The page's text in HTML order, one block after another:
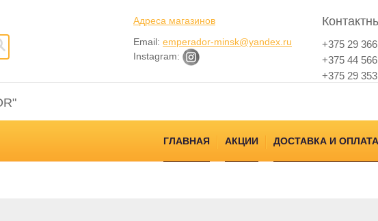
Адреса магазинов
Email: emperador-minsk@yandex.ru
Instagram:
+375 29
+375 44
+375 29
ГЛАВНАЯ АКЦИИ ДОСТАВКА И ОПЛАТА